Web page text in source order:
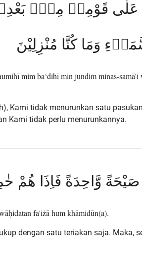
عَلٰى قَوْمِهٖ مِنْۢ
وَمَا كُنَّا مُنْزِلِيْنَ
mim ba‘dihī min jundim minas-samā'i
Kami tidak menurunkan satu
Kami tidak perlu menurunkannya.
صَيْحَةً وَّاحِدَةً فَاِذَا هُمْ
fa'iżā hum khāmidūn(a).
dengan satu teriakan saja. Maka,